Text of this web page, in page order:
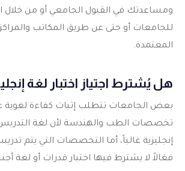
ومساعدتك في القبول الجامعي أو من خلال
للجامعات أو حتى عن طريق المكاتب والمراكز
المعتمدة.
هل يُشترط اجتياز اختبار لغة
بعض الجامعات تتطلب إثبات كفاءة لغوية
تخصصات الطب والهندسة لأن لغة
إنجليزية غالباً، أما التخصصات التي يتم
فغالاً لا يشترط فيها اختبار قدرات أو لغة